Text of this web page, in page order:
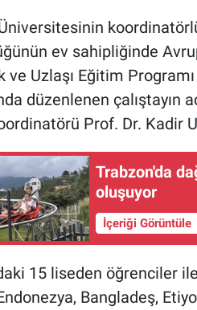
ev sahipliğinde
ve Uzlaşı Eğitim
düzenlenen çalıştayın
Prof. Dr. Kadir
Trabzon'da
oluşuyor
İçeriği Görüntüle
15 liseden öğrenciler
Bangladeş,